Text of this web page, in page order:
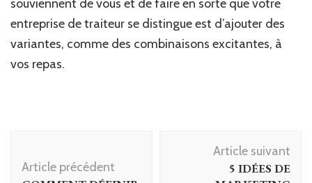
souviennent de vous et de faire en sorte que votre
entreprise de traiteur se distingue est d’ajouter des
variantes, comme des combinaisons excitantes, à
vos repas.
d'article
Article précédent
Article suivant
5 IDÉES DE